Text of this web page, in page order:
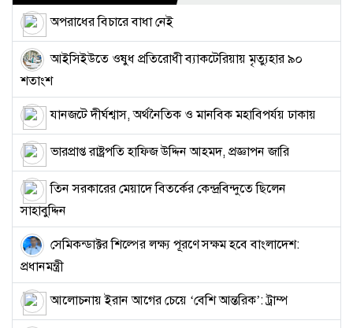
অপরাধের বিচারে বাধা নেই
আইসিইউতে ওষুধ প্রতিরোধী ব্যাকটেরিয়ায় মৃত্যুহার ৯০
শতাংশ
যানজটে দীর্ঘশ্বাস, অর্থনৈতিক ও মানবিক মহাবিপর্যয় ঢাকায়
ভারপ্রাপ্ত রাষ্ট্রপতি হাফিজ উদ্দিন আহমদ, প্রজ্ঞাপন জারি
তিন সরকারের মেয়াদে বিতর্কের কেন্দ্রবিন্দুতে ছিলেন
সাহাবুদ্দিন
সেমিকন্ডাক্টর শিল্পের লক্ষ্য পূরণে সক্ষম হবে বাংলাদেশ:
প্রধানমন্ত্রী
আলোচনায় ইরান আগের চেয়ে ‘বেশি আন্তরিক’: ট্রাম্প